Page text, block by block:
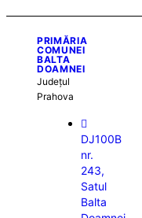
PRIMĂRIA
COMUNEI
BALTA
DOAMNEI
Județul
Prahova
DJ100B
nr.
243,
Satul
Balta